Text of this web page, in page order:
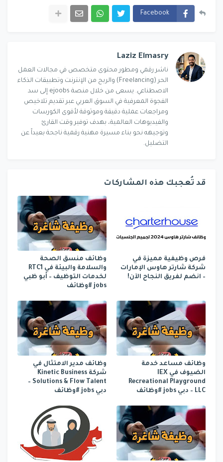
Facebook
Laziz Elmasry
ناشر رقمي ومطور محتوى متخصص في مجالات العمل
الحر (Freelancing) والربح من الإنترنت وتطبيقات الذكاء
الاصطناعي. يسعى من خلال منصة ejoobs إلى سد
الفجوة المعرفية في السوق العربي عبر تقديم تلاخيص
ومراجعات عملية دقيقة وموثوقة لأقوى الكورسات
والفيديوهات العالمية، بهدف توفير وقت القارئ
وتوجيهه نحو بناء مسيرة مهنية رقمية ناجحة بعيداً عن
التضليل.
قد تُعجبك هذه المشاركات
فرص وظيفية مميزة في
شركة شارتر هاوس الإمارات
– انضم لفريق النجاح الآن!
وظائف منسق الصحة
والسلامة والبيئة في RTC1
لخدمات التوظيف – أبو ظبي
jobs #وظائف
وظائف مساعد خدمة
الضيوف في IEX
Recreational Playground
LLC – دبي jobs #وظائف
وظائف مدير الامتثال في
شركة Kinetic Business
Solutions & Flow Talent –
دبي jobs #وظائف